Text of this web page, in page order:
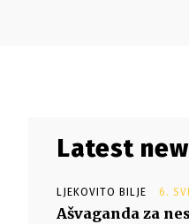
Latest
LJEKOVITO BILJE 6.
Ašvaganda za